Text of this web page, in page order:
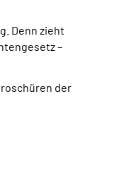
Denn zieht
–
der